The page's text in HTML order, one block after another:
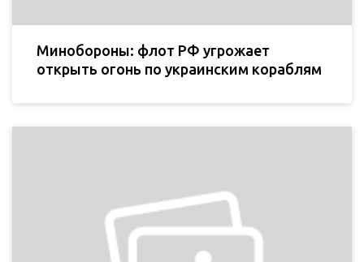
Минобороны: флот РФ угрожает
открыть огонь по украинским кораблям